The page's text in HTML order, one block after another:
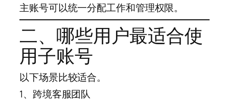
主账号可以统一分配工作和管理权限。
二、哪些用户最适合使
用子账号
以下场景比较适合。
1、跨境客服团队